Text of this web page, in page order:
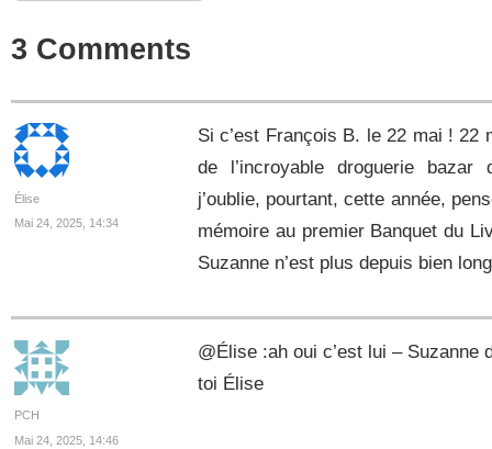
3 Comments
Élise
Mai 24, 2025, 14:34
Si c’est François B. le 22 mai ! 22
de l’incroyable droguerie
j’oublie, pourtant, cette année,
mémoire au premier Banquet du
Suzanne n’est plus depuis bien
PCH
Mai 24, 2025, 14:46
@Élise :ah oui c’est lui –
toi Élise